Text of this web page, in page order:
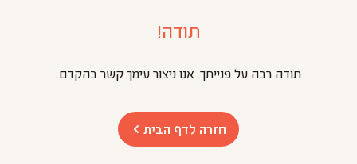
תודה!
תודה רבה על פנייתך. אנו ניצור עימך קשר בהקדם.
חזרה לדף הבית